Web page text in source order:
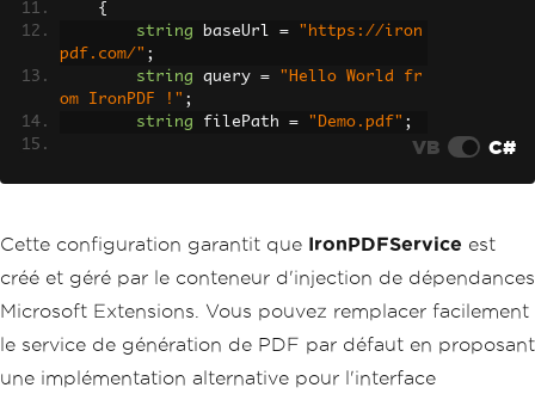
{
string baseUrl =
"https://iron
pdf.com/" ;
string query =
"Hello World fr
om IronPDF !" ;
string filePath = "Demo.pdf" ;
query filePath );
return View();
}
VB C#
Cette configuration garantit que IronPDFService est
créé et géré par le conteneur d'injection de dépendances
Microsoft Extensions. Vous pouvez remplacer facilement
le service de génération de PDF par défaut en proposant
une implémentation alternative pour l'interface